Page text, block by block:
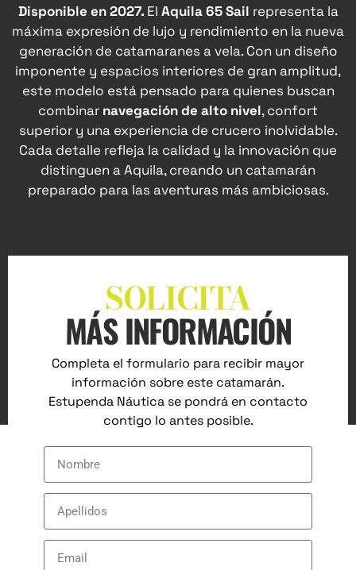
Disponible en 2027. El Aquila 65 Sail representa la
máxima expresión de lujo y rendimiento en la nueva
generación de catamaranes a vela. Con un diseño
imponente y espacios interiores de gran amplitud,
este modelo está pensado para quienes buscan
combinar navegación de alto nivel, confort
superior y una experiencia de crucero inolvidable.
Cada detalle refleja la calidad y la innovación que
distinguen a Aquila, creando un catamarán
preparado para las aventuras más ambiciosas.
SOLICITA
MÁS INFORMACIÓN
Completa el formulario para recibir mayor
información sobre este catamarán.
Estupenda Náutica se pondrá en contacto
contigo lo antes posible.